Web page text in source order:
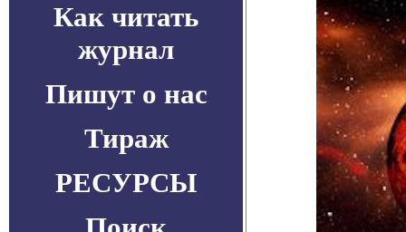
Как читать
журнал
Пишут о нас
Тираж
РЕСУРСЫ